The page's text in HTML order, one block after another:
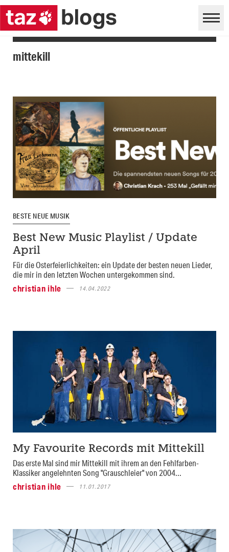
mittekill
BESTE NEUE MUSIK
Best New Music Playlist / Update
April
Für die Osterfeierlichkeiten: ein Update der besten neuen Lieder,
die mir in den letzten Wochen untergekommen sind.
christian ihle
14.04.2022
My Favourite Records mit Mittekill
Das erste Mal sind mir Mittekill mit ihrem an den Fehlfarben-
Klassiker angelehnten Song "Grauschleier" von 2004...
christian ihle
11.01.2017